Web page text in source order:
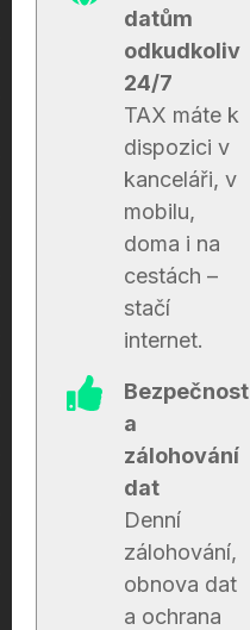
datům
odkudkoliv
24/7
TAX máte k
dispozici v
kanceláři, v
mobilu,
doma i na
cestách –
stačí
internet.
Bezpečnost
a
zálohování
dat
Denní
zálohování,
obnova dat
a ochrana